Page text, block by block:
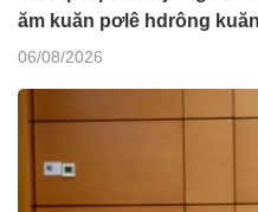
ăm kuăn pơlê hdrông
06/08/2026